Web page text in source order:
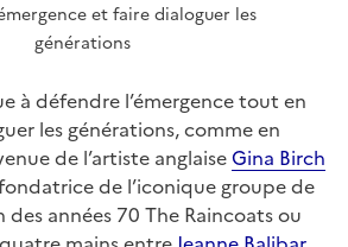
et faire dialoguer les
générations
à défendre l’émergence tout en
les générations, comme en
de l’artiste anglaiseGina Birch
de l’iconique groupe de
années 70 The Raincoats ou